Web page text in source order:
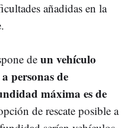
añadidas en la
de un vehículo
personas de
máxima es de
de rescate posible a